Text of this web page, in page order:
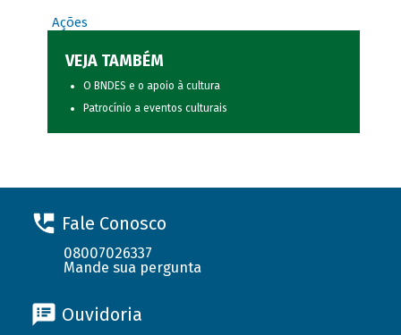
Ações
VEJA TAMBÉM
O BNDES e o apoio à cultura
Patrocínio a eventos culturais
Fale Conosco
08007026337
Mande sua pergunta
Ouvidoria